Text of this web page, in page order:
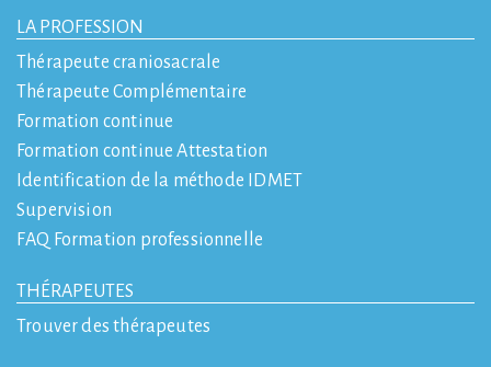
LA PROFESSION
Thérapeute craniosacrale
Thérapeute Complémentaire
Formation continue
Formation continue Attestation
Identification de la méthode IDMET
Supervision
FAQ Formation professionnelle
THÉRAPEUTES
Trouver des thérapeutes